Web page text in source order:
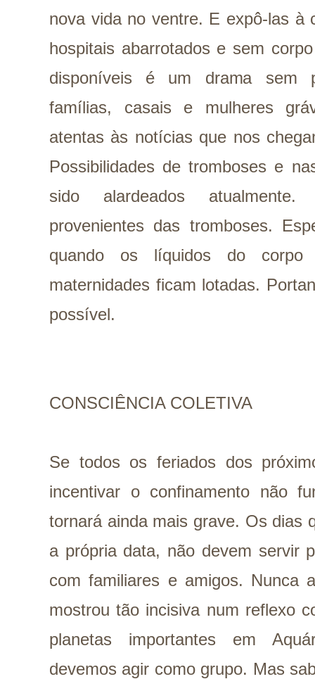
nova vida no ventre. E expô-las à
hospitais abarrotados e sem
disponíveis é um drama sem
famílias, casais e mulheres
atentas às notícias que nos
Possibilidades de tromboses e
sido alardeados
provenientes das tromboses.
quando os líquidos do
maternidades ficam lotadas.
possível.
CONSCIÊNCIA COLETIVA
Se todos os feriados dos
incentivar o confinamento não
tornará ainda mais grave. Os dias
a própria data, não devem servir
com familiares e amigos. Nunca
mostrou tão incisiva num reflexo
planetas importantes em
devemos agir como grupo. Mas